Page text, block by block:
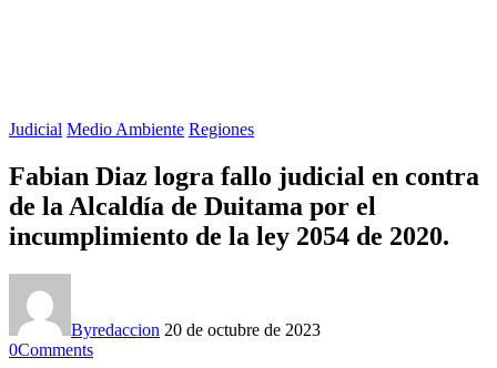
Judicial Medio Ambiente Regiones
Fabian Diaz logra fallo judicial en contra
de la Alcaldía de Duitama por el
incumplimiento de la ley 2054 de 2020.
Byredaccion 20 de octubre de 2023
0Comments